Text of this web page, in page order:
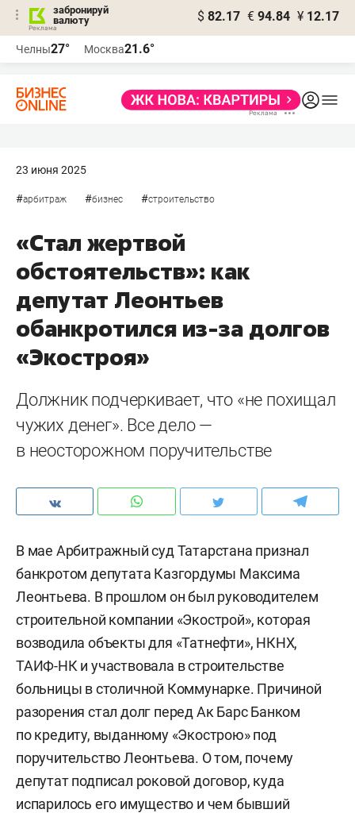
забронируй
валюту
$ 82.17 € 94.84 ¥ 12.17
Челны27° Москва21.6°
23 июня 2025
#арбитраж #бизнес #строительство
«Стал жертвой
обстоятельств»: как
депутат Леонтьев
обанкротился из-за долгов
«Экостроя»
Должник подчеркивает, что «не похищал
чужих денег». Все дело —
в неосторожном поручительстве
В мае Арбитражный суд Татарстана признал
банкротом депутата Казгордумы Максима
Леонтьева. В прошлом он был руководителем
строительной компании «Экострой», которая
возводила объекты для «Татнефти», НКНХ,
ТАИФ-НК и участвовала в строительстве
больницы в столичной Коммунарке. Причиной
разорения стал долг перед Ак Барс Банком
по кредиту, выданному «Экострою» под
поручительство Леонтьева. О том, почему
депутат подписал роковой договор, куда
испарилось его имущество и чем бывший